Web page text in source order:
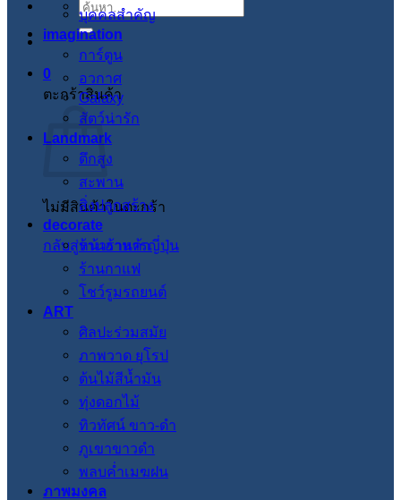
ค้นหา:
0
ตะกร้าสินค้า
ไม่มีสินค้าในตะกร้า
กลับสู่หน้าร้านค้า
บุคคลสำคัญ
imagination
การ์ตูน
อวกาศ
Galaxy
สัตว์น่ารัก
Landmark
ตึกสูง
สะพาน
สิ่งปลูกสร้าง
decorate
ร้านอาหารญี่ปุ่น
ร้านกาแฟ
โชว์รูมรถยนต์
ART
ศิลปะร่วมสมัย
ภาพวาด ยุโรป
ต้นไม้สีน้ำมัน
ทุ่งดอกไม้
ทิวทัศน์ ขาว-ดำ
ภูเขาขาวดำ
พลบค่ำเมฆฝน
ภาพมงคล